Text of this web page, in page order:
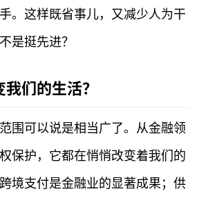
。这样既省事儿，又减少人为干
是挺先进？
们的生活？
围可以说是相当广了。从金融领
保护，它都在悄悄改变着我们的
境支付是金融业的显著成果；供